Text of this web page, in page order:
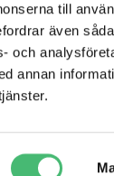
till
även
och
annan
rättigheter reserverade